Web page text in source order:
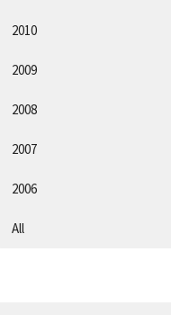
2010
2009
2008
2007
2006
All